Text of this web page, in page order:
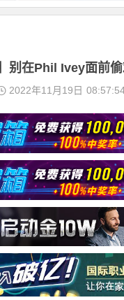
别在Phil Ivey面前
2022年11月19日